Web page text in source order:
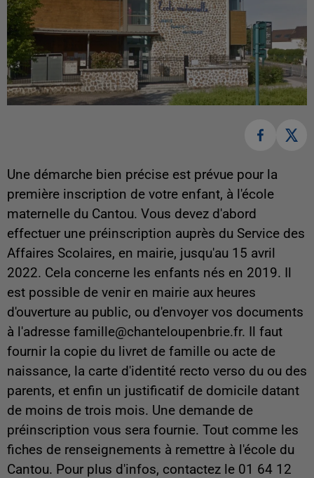
Une démarche bien précise est prévue pour la
première inscription de votre enfant, à l'école
maternelle du Cantou. Vous devez d'abord
effectuer une préinscription auprès du Service des
Affaires Scolaires, en mairie, jusqu'au 15 avril
2022. Cela concerne les enfants nés en 2019. Il
est possible de venir en mairie aux heures
d'ouverture au public, ou d'envoyer vos documents
à l'adresse famille@chanteloupenbrie.fr. Il faut
fournir la copie du livret de famille ou acte de
naissance, la carte d'identité recto verso du ou des
parents, et enfin un justificatif de domicile datant
de moins de trois mois. Une demande de
préinscription vous sera fournie. Tout comme les
fiches de renseignements à remettre à l'école du
Cantou. Pour plus d'infos, contactez le 01 64 12